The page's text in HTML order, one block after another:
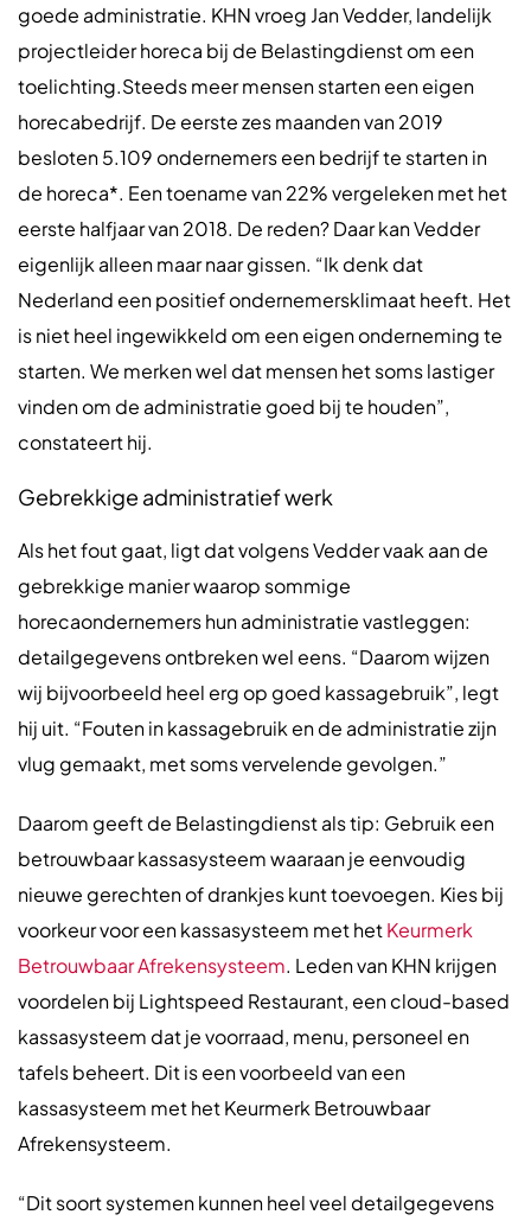
goede administratie. KHN vroeg Jan Vedder, landelijk
projectleider horeca bij de Belastingdienst om een
toelichting.Steeds meer mensen starten een eigen
horecabedrijf. De eerste zes maanden van 2019
besloten 5.109 ondernemers een bedrijf te starten in
de horeca*. Een toename van 22% vergeleken met het
eerste halfjaar van 2018. De reden? Daar kan Vedder
eigenlijk alleen maar naar gissen. “Ik denk dat
Nederland een positief ondernemersklimaat heeft. Het
is niet heel ingewikkeld om een eigen onderneming te
starten. We merken wel dat mensen het soms lastiger
vinden om de administratie goed bij te houden”,
constateert hij.
Gebrekkige administratief werk
Als het fout gaat, ligt dat volgens Vedder vaak aan de
gebrekkige manier waarop sommige
horecaondernemers hun administratie vastleggen:
detailgegevens ontbreken wel eens. “Daarom wijzen
wij bijvoorbeeld heel erg op goed kassagebruik”, legt
hij uit. “Fouten in kassagebruik en de administratie zijn
vlug gemaakt, met soms vervelende gevolgen.”
Daarom geeft de Belastingdienst als tip: Gebruik een
betrouwbaar kassasysteem waaraan je eenvoudig
nieuwe gerechten of drankjes kunt toevoegen. Kies bij
voorkeur voor een kassasysteem met hetKeurmerk
Betrouwbaar Afrekensysteem. Leden van KHN krijgen
voordelen bij Lightspeed Restaurant, een cloud-based
kassasysteem dat je voorraad, menu, personeel en
tafels beheert. Dit is een voorbeeld van een
kassasysteem met het Keurmerk Betrouwbaar
Afrekensysteem.
“Dit soort systemen kunnen heel veel detailgegevens